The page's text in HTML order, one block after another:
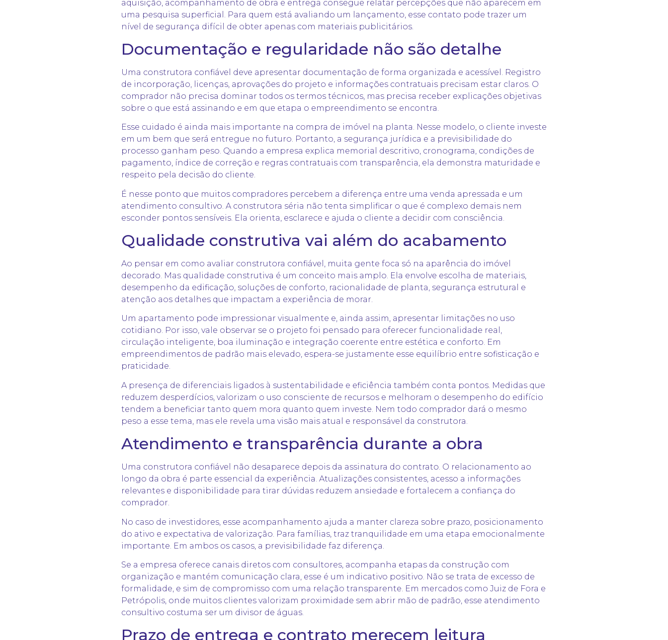
aquisição, acompanhamento de obra e entrega consegue relatar percepções que não aparecem em
uma pesquisa superficial. Para quem está avaliando um lançamento, esse contato pode trazer um
nível de segurança difícil de obter apenas com materiais publicitários.
Documentação e regularidade não são detalhe
Uma construtora confiável deve apresentar documentação de forma organizada e acessível. Registro
de incorporação, licenças, aprovações do projeto e informações contratuais precisam estar claros. O
comprador não precisa dominar todos os termos técnicos, mas precisa receber explicações objetivas
sobre o que está assinando e em que etapa o empreendimento se encontra.
Esse cuidado é ainda mais importante na compra de imóvel na planta. Nesse modelo, o cliente investe
em um bem que será entregue no futuro. Portanto, a segurança jurídica e a previsibilidade do
processo ganham peso. Quando a empresa explica memorial descritivo, cronograma, condições de
pagamento, índice de correção e regras contratuais com transparência, ela demonstra maturidade e
respeito pela decisão do cliente.
É nesse ponto que muitos compradores percebem a diferença entre uma venda apressada e um
atendimento consultivo. A construtora séria não tenta simplificar o que é complexo demais nem
esconder pontos sensíveis. Ela orienta, esclarece e ajuda o cliente a decidir com consciência.
Qualidade construtiva vai além do acabamento
Ao pensar em como avaliar construtora confiável, muita gente foca só na aparência do imóvel
decorado. Mas qualidade construtiva é um conceito mais amplo. Ela envolve escolha de materiais,
desempenho da edificação, soluções de conforto, racionalidade de planta, segurança estrutural e
atenção aos detalhes que impactam a experiência de morar.
Um apartamento pode impressionar visualmente e, ainda assim, apresentar limitações no uso
cotidiano. Por isso, vale observar se o projeto foi pensado para oferecer funcionalidade real,
circulação inteligente, boa iluminação e integração coerente entre estética e conforto. Em
empreendimentos de padrão mais elevado, espera-se justamente esse equilíbrio entre sofisticação e
praticidade.
A presença de diferenciais ligados à sustentabilidade e eficiência também conta pontos. Medidas que
reduzem desperdícios, valorizam o uso consciente de recursos e melhoram o desempenho do edifício
tendem a beneficiar tanto quem mora quanto quem investe. Nem todo comprador dará o mesmo
peso a esse tema, mas ele revela uma visão mais atual e responsável da construtora.
Atendimento e transparência durante a obra
Uma construtora confiável não desaparece depois da assinatura do contrato. O relacionamento ao
longo da obra é parte essencial da experiência. Atualizações consistentes, acesso a informações
relevantes e disponibilidade para tirar dúvidas reduzem ansiedade e fortalecem a confiança do
comprador.
No caso de investidores, esse acompanhamento ajuda a manter clareza sobre prazo, posicionamento
do ativo e expectativa de valorização. Para famílias, traz tranquilidade em uma etapa emocionalmente
importante. Em ambos os casos, a previsibilidade faz diferença.
Se a empresa oferece canais diretos com consultores, acompanha etapas da construção com
organização e mantém comunicação clara, esse é um indicativo positivo. Não se trata de excesso de
formalidade, e sim de compromisso com uma relação transparente. Em mercados como Juiz de Fora e
Petrópolis, onde muitos clientes valorizam proximidade sem abrir mão de padrão, esse atendimento
consultivo costuma ser um divisor de águas.
Prazo de entrega e contrato merecem leitura